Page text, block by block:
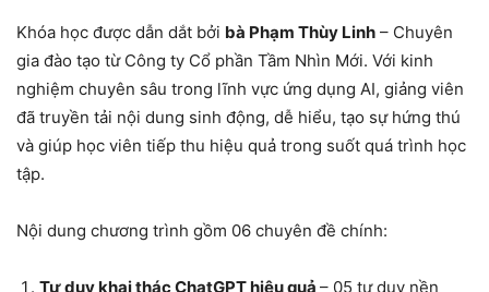
Khóa học được dẫn dắt bởi bà Phạm Thùy Linh – Chuyên
gia đào tạo từ Công ty Cổ phần Tầm Nhìn Mới. Với kinh
nghiệm chuyên sâu trong lĩnh vực ứng dụng AI, giảng viên
đã truyền tải nội dung sinh động, dễ hiểu, tạo sự hứng thú
và giúp học viên tiếp thu hiệu quả trong suốt quá trình học
tập.
Nội dung chương trình gồm 06 chuyên đề chính:
Tư duy khai thác ChatGPT hiệu quả – 05 tư duy nền